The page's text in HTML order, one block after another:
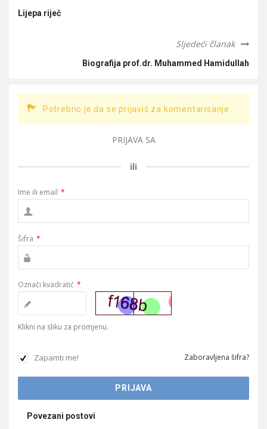
Lijepa riječ
Sljedeći članak
Biografija prof.dr. Muhammed Hamidullah
Potrebno je da se prijaviš za komentarisanje.
PRIJAVA SA
ili
Ime ili email *
Šifra *
Označi kvadratić *
Klikni na sliku za promjenu.
Zapamti me! Zaboravljena šifra?
Povezani postovi